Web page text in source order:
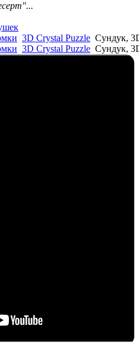
3D Crystal Puzzle Сундук,
3D Crystal Puzzle Сундук,